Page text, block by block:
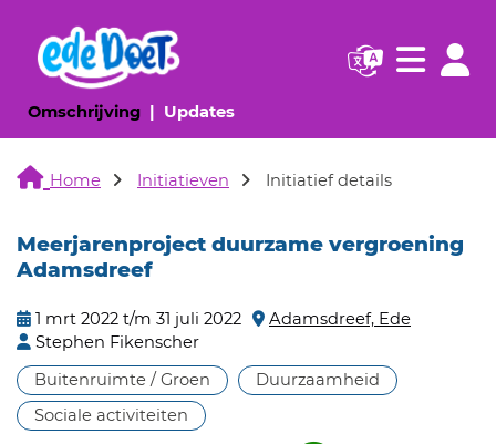
Omschrijving(huidige pagina)
Updates(huidige pagina)
Navigatie
Home Initiatieven Initiatief details
Meerjarenproject duurzame vergroening
Adamsdreef
1 mrt 2022 t/m 31 juli 2022
Adamsdreef, Ede
Stephen Fikenscher
Buitenruimte / Groen
Duurzaamheid
Sociale activiteiten